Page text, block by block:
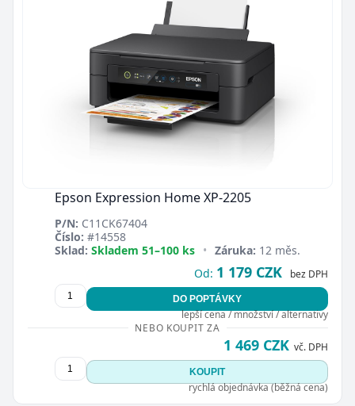
Epson Expression Home XP-2205
P/N: C11CK67404
Číslo: #14558
Sklad: Skladem 51–100 ks • Záruka: 12 měs.
Od: 1 179 CZK bez DPH
DO POPTÁVKY
lepší cena / množství / alternativy
NEBO KOUPIT ZA
1 469 CZK vč. DPH
KOUPIT
rychlá objednávka (běžná cena)